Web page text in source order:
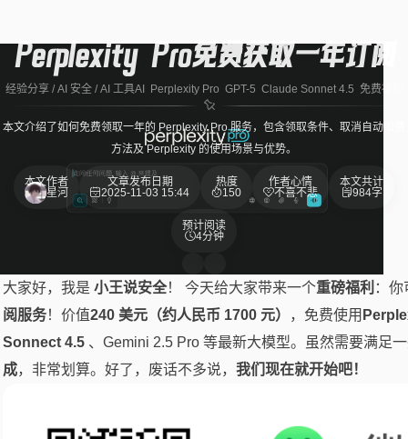
Perplexity Pro免费获取一年订阅
经验分享/ AI 安全/ AI 工具AI Perplexity Pro GPT-5 Claude Sonnet 4.5 免费福利
本文介绍了如何免费领取一年的 Perplexity Pro 服务，包含领取条件、取消自动扣费
方法及 Perplexity 的使用场景与优势。
本文作者
星河
文章发布日期
2025-11-03 15:44
热度
150
作者心情
不喜不悲
本文共计
984字
预计阅读
4分钟
大家好，我是 小王说安全！ 今天给大家带来一个重磅福利 ：你
阅服务！价值240 美元（约人民币 1700 元） ，免费使用
Sonnect 4.5 、Gemini 2.5 Pro 等最新大模型。虽然需要满足
成，非常划算。好了，废话不多说， 我们现在就开始吧！